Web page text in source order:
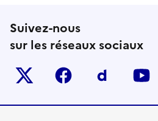
Suivez-nous
sur les réseaux sociaux
Twitter-x facebook